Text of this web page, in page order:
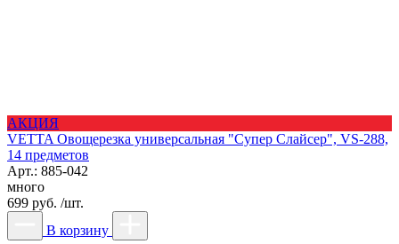
АКЦИЯ
VETTA Овощерезка универсальная "Супер Слайсер", VS-288,
14 предметов
Арт.: 885-042
много
699 руб. /шт.
В корзину